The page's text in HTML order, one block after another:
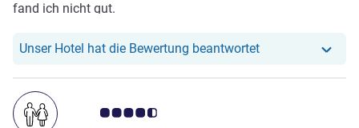
fand ich nicht gut.
Unser Hotel hat die Bewertung beantwortetUnser Hotel hat
Note Kundenmeinungen 4.5/5